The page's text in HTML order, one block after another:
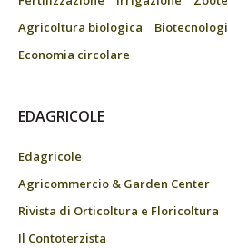
Agricoltura biologica
Economia circolare
EDAGRICOLE
Edagricole
Agricommercio & Garden Center
Rivista di Orticoltura e Floricoltura
Il Contoterzista